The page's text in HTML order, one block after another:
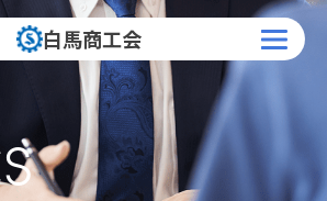
白馬商工会
て